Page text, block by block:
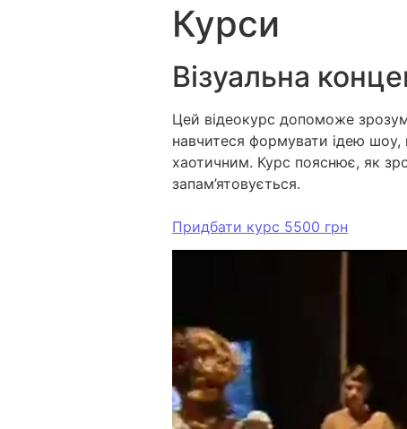
Курси
Візуальна
Цей відеокурс допоможе
навчитеся формувати ідею шоу,
хаотичним. Курс пояснює, як
запам’ятовується.
Придбати курс 5500 грн